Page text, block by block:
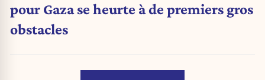
pour Gaza se heurte à de premiers gros
obstacles